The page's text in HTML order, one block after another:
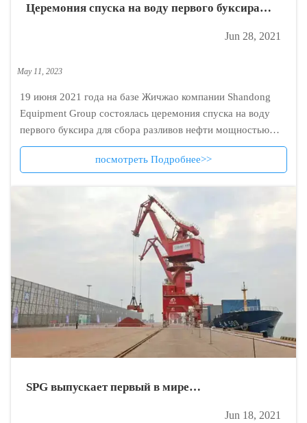
Церемония спуска на воду первого буксира
лошадиных сил состоялась на базе Жичжао
Jun 28, 2021
May 11, 2023
19 июня 2021 года на базе Жичжао компании Shandong
Equipment Group состоялась церемония спуска на воду
первого буксира для сбора разливов нефти мощностью
6000 лошадиных сил.
посмотреть Подробнее>>
SPG выпускает первый в мире
Jun 18, 2021